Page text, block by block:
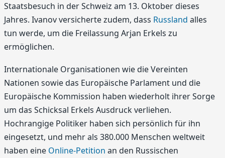
Staatsbesuch in der Schweiz am 13. Oktober dieses
Jahres. Ivanov versicherte zudem, dass Russland alles
tun werde, um die Freilassung Arjan Erkels zu
ermöglichen.
Internationale Organisationen wie die Vereinten
Nationen sowie das Europäische Parlament und die
Europäische Kommission haben wiederholt ihrer Sorge
um das Schicksal Erkels Ausdruck verliehen.
Hochrangige Politiker haben sich persönlich für ihn
eingesetzt, und mehr als 380.000 Menschen weltweit
haben eine Online-Petition an den Russischen